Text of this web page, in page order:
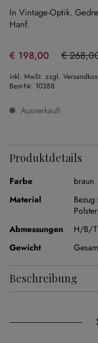
In Vintage-Optik.
Hanf.
€ 198,00 €
(26.12%
inkl. MwSt. zzgl.
Best-Nr. 10388
Ausverkauft
Produktdetails
Farbe
braun
Material
Bezug:
Abmessungen
H/B/
Gewicht
Beschreibung